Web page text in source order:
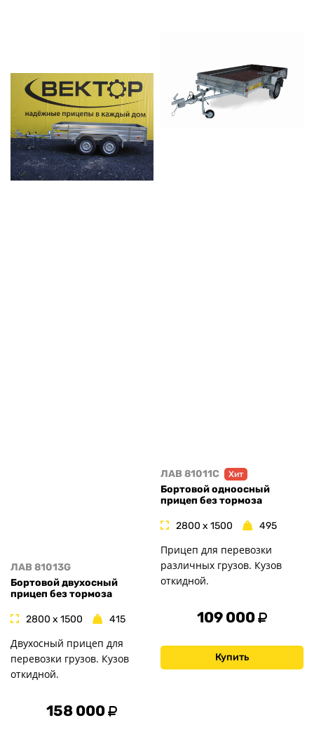
ЛАВ 81013G
Бортовой двухосный
прицеп без тормоза
2800 x 1500 415
Двухосный прицеп для
перевозки грузов. Кузов
откидной.
158 000
ЛАВ 81011C Хит
Бортовой одноосный
прицеп без тормоза
2800 x 1500 495
Прицеп для перевозки
различных грузов. Кузов
откидной.
109 000
Купить